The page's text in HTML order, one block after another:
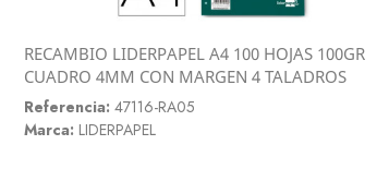
Vista rápida
RECAMBIO LIDERPAPEL A4 100 HOJAS 100GR
CUADRO 4MM CON MARGEN 4 TALADROS
Referencia: 47116-RA05
Marca: LIDERPAPEL